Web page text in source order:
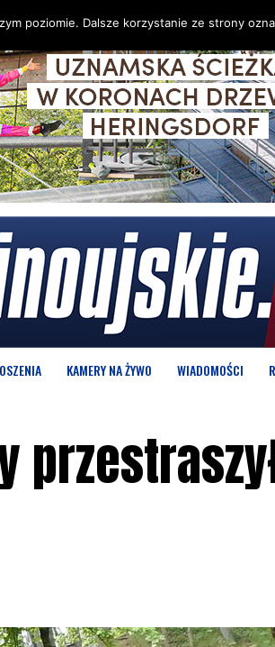
KAMERY NA ŻYWO WIADOMOŚCI
poziomie. Dalsze korzystanie ze strony